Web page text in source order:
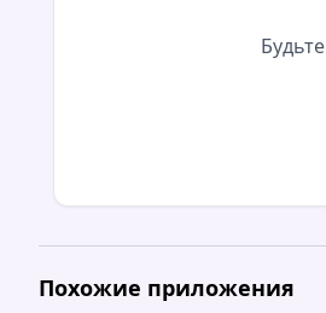
Похожие приложения